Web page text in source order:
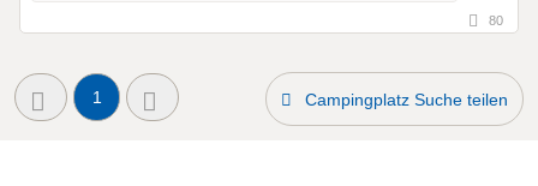
80
1 Campingplatz Suche teilen